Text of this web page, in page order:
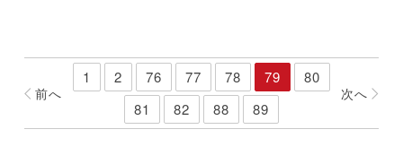
前へ
1 2 76 77 78 79
80
81
82 88 89
次へ